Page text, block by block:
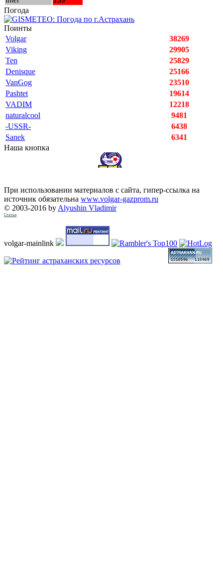
Погода
Поинты
Volgar
38269
Viking
29905
Ten
25829
Denisque
25166
VanGog
23510
Pashtet
19614
VADIM
12218
naturalcool
9481
-USSR-
6438
Sanek
6341
Наша кнопка
При использовании материалов с сайта, гипер-ссылка на
источник обязательна www.volgar-gazprom.ru
© 2003-2016 by Alyushin Vladimir
Статьи
volgar-mainlink